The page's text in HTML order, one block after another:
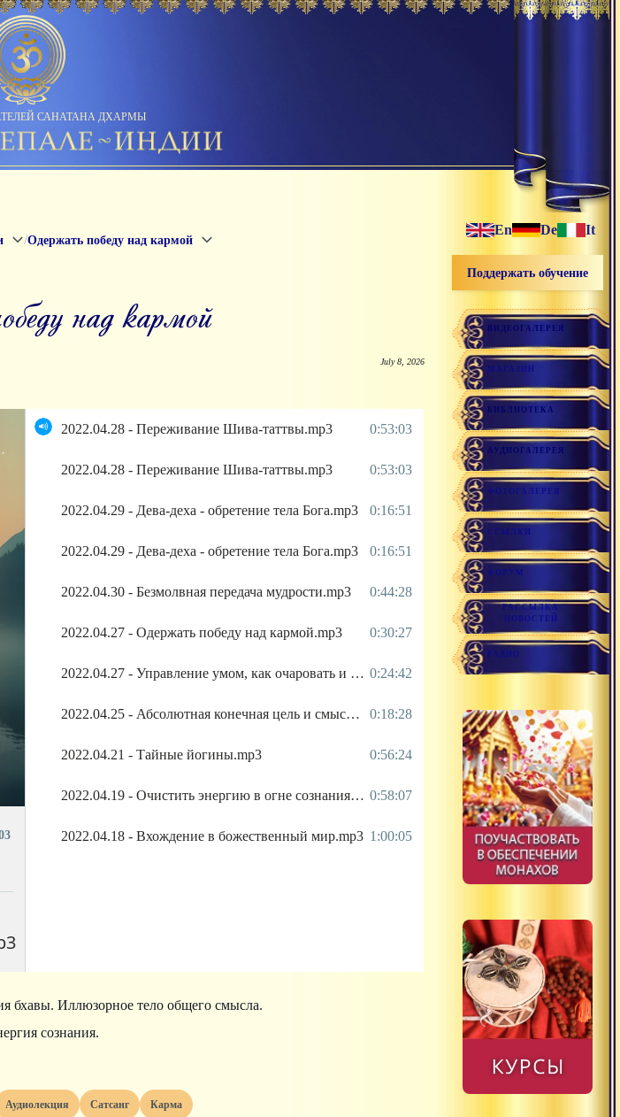
САНАТАНА ДХАРМЫ
/Одержать победу над кармой
над кармой
July 8, 2026
2022.04.28 - Переживание Шива-таттвы.mp3 0:53:03
2022.04.28 - Переживание Шива-таттвы.mp3 0:53:03
2022.04.29 - Дева-деха - обретение тела Бога.mp3 0:16:51
2022.04.29 - Дева-деха - обретение тела Бога.mp3 0:16:51
2022.04.30 - Безмолвная передача мудрости.mp3 0:44:28
2022.04.27 - Одержать победу над кармой.mp3 0:30:27
2022.04.27 - Управление умом, как очаровать и вдохновить ум.mp3 0:24:42
2022.04.25 - Абсолютная конечная цель и смысл жизни.mp3 0:18:28
2022.04.21 - Тайные йогины.mp3 0:56:24
2022.04.19 - Очистить энергию в огне сознания.mp3 0:58:07
2022.04.18 - Вхождение в божественный мир.mp3 1:00:05
бхавы. Иллюзорное тело общего смысла.
сознания.
Аудиолекция Сатсанг Карма
En De It
Поддержать обучение
ВИДЕОГАЛЕРЕЯ
МАГАЗИН
БИБЛИОТЕКА
АУДИОГАЛЕРЕЯ
ФОТОГАЛЕРЕЯ
ССЫЛКИ
ФОРУМ
РАССЫЛКА
НОВОСТЕЙ
РАДИО